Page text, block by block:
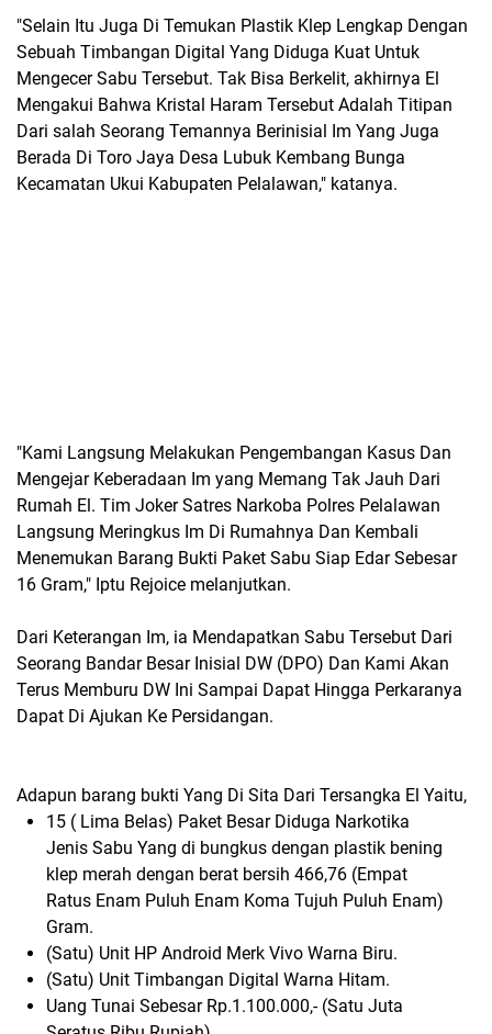
"Selain Itu Juga Di Temukan Plastik Klep Lengkap Dengan
Sebuah Timbangan Digital Yang Diduga Kuat Untuk
Mengecer Sabu Tersebut. Tak Bisa Berkelit, akhirnya El
Mengakui Bahwa Kristal Haram Tersebut Adalah Titipan
Dari salah Seorang Temannya Berinisial Im Yang Juga
Berada Di Toro Jaya Desa Lubuk Kembang Bunga
Kecamatan Ukui Kabupaten Pelalawan," katanya.
"Kami Langsung Melakukan Pengembangan Kasus Dan
Mengejar Keberadaan Im yang Memang Tak Jauh Dari
Rumah El. Tim Joker Satres Narkoba Polres Pelalawan
Langsung Meringkus Im Di Rumahnya Dan Kembali
Menemukan Barang Bukti Paket Sabu Siap Edar Sebesar
16 Gram," Iptu Rejoice melanjutkan.
Dari Keterangan Im, ia Mendapatkan Sabu Tersebut Dari
Seorang Bandar Besar Inisial DW (DPO) Dan Kami Akan
Terus Memburu DW Ini Sampai Dapat Hingga Perkaranya
Dapat Di Ajukan Ke Persidangan.
Adapun barang bukti Yang Di Sita Dari Tersangka El Yaitu,
15 ( Lima Belas) Paket Besar Diduga Narkotika
Jenis Sabu Yang di bungkus dengan plastik bening
klep merah dengan berat bersih 466,76 (Empat
Ratus Enam Puluh Enam Koma Tujuh Puluh Enam)
Gram.
(Satu) Unit HP Android Merk Vivo Warna Biru.
(Satu) Unit Timbangan Digital Warna Hitam.
Uang Tunai Sebesar Rp.1.100.000,- (Satu Juta